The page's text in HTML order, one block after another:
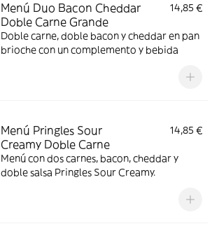
Menú Duo Bacon Cheddar
Doble Carne Grande
14,85 €
Doble carne, doble bacon y cheddar en pan
brioche con un complemento y bebida
Menú Pringles Sour
Creamy Doble Carne
14,85 €
Menú con dos carnes, bacon, cheddar y
doble salsa Pringles Sour Creamy.